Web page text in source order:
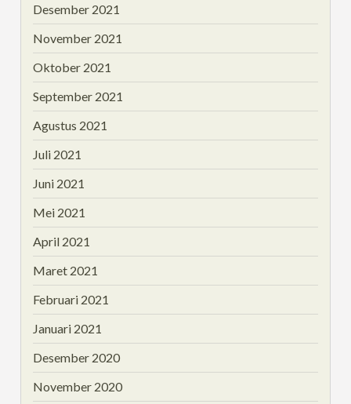
Desember 2021
November 2021
Oktober 2021
September 2021
Agustus 2021
Juli 2021
Juni 2021
Mei 2021
April 2021
Maret 2021
Februari 2021
Januari 2021
Desember 2020
November 2020